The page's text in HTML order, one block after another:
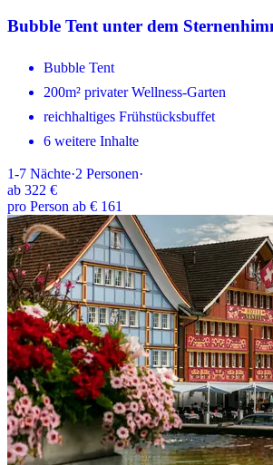
Bubble Tent unter dem
Bubble Tent
200m² privater Wellness-Garten
reichhaltiges Frühstücksbuffet
6 weitere Inhalte
1-7 Nächte·2 Personen·
ab 322 €
pro Person ab € 161